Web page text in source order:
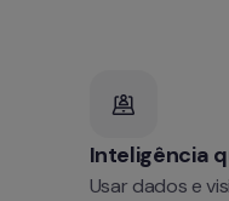
Inteligência
Usar dados e